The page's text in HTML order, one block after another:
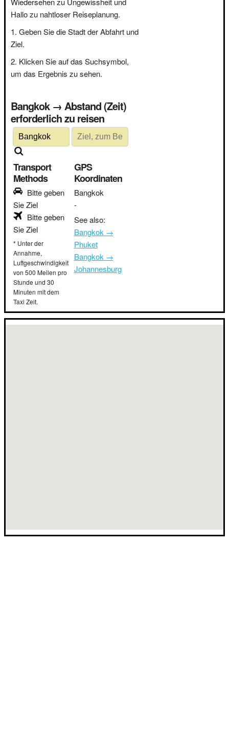
Hallo zu nahtloser Reiseplanung.
Geben Sie die Stadt der Abfahrt und
Ziel.
Klicken Sie auf das Suchsymbol,
um das Ergebnis zu sehen.
Bangkok → Abstand (Zeit)
erforderlich zu reisen
Transport
Methods
Bitte geben
Sie Ziel
Bitte geben
Sie Ziel
* Unter der
Annahme,
Luftgeschwindigkeit
von 500 Meilen pro
Stunde und 30
Minuten mit dem
Taxi Zeit.
GPS
Koordinaten
Bangkok
-
See also:
Bangkok →
Phuket
Bangkok →
Johannesburg